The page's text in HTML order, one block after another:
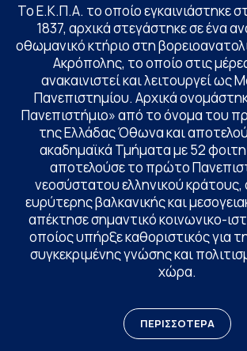
Το Ε.Κ.Π.Α. το οποίο εγκαινιάστηκε
1837, αρχικά στεγάστηκε σε ένα
οθωμανικό κτήριο στη
Ακρόπολης, το οποίο στις
ανακαινιστεί και λειτουργεί ως
Πανεπιστημίου. Αρχικά
Πανεπιστήμιο» από το όνομα του
της Ελλάδας Όθωνα και
ακαδημαϊκά Τμήματα με 52
αποτελούσε το πρώτο
νεοσύστατου ελληνικού κράτους,
ευρύτερης βαλκανικής και
απέκτησε σημαντικό κοινωνικο-
οποίος υπήρξε καθοριστικός για
συγκεκριμένης γνώσης και
χώρα.
ΠΕΡΙΣΣΟΤΕΡΑ